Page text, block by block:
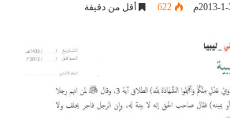
622 أقل من دقيقة